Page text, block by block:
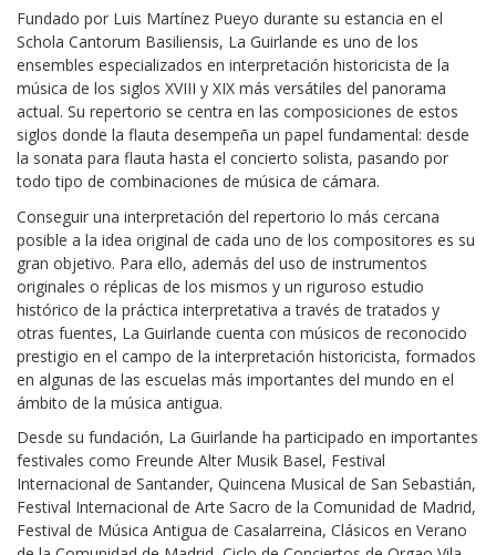
Fundado por Luis Martínez Pueyo durante su estancia en el
Schola Cantorum Basiliensis, La Guirlande es uno de los
ensembles especializados en interpretación historicista de la
música de los siglos XVIII y XIX más versátiles del panorama
actual. Su repertorio se centra en las composiciones de estos
siglos donde la flauta desempeña un papel fundamental: desde
la sonata para flauta hasta el concierto solista, pasando por
todo tipo de combinaciones de música de cámara.
Conseguir una interpretación del repertorio lo más cercana
posible a la idea original de cada uno de los compositores es su
gran objetivo. Para ello, además del uso de instrumentos
originales o réplicas de los mismos y un riguroso estudio
histórico de la práctica interpretativa a través de tratados y
otras fuentes, La Guirlande cuenta con músicos de reconocido
prestigio en el campo de la interpretación historicista, formados
en algunas de las escuelas más importantes del mundo en el
ámbito de la música antigua.
Desde su fundación, La Guirlande ha participado en importantes
festivales como Freunde Alter Musik Basel, Festival
Internacional de Santander, Quincena Musical de San Sebastián,
Festival Internacional de Arte Sacro de la Comunidad de Madrid,
Festival de Música Antigua de Casalarreina, Clásicos en Verano